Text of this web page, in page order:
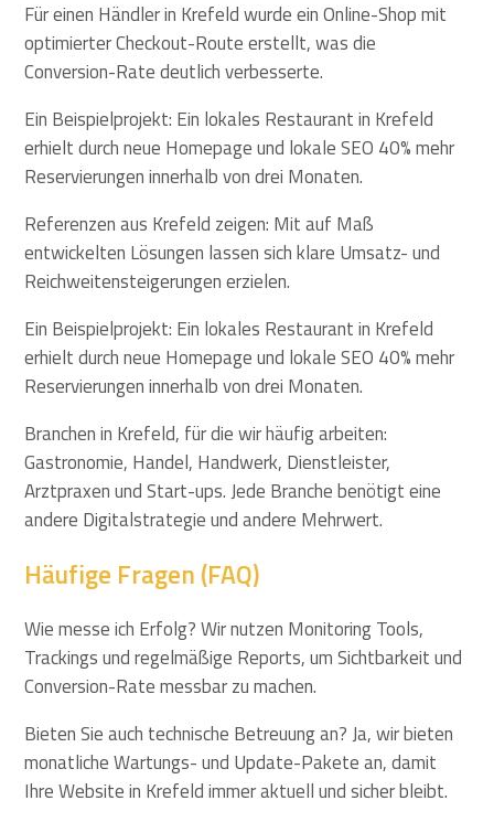
Für einen Händler in Krefeld wurde ein Online-Shop mit
optimierter Checkout-Route erstellt, was die
Conversion-Rate deutlich verbesserte.
Ein Beispielprojekt: Ein lokales Restaurant in Krefeld
erhielt durch neue Homepage und lokale SEO 40% mehr
Reservierungen innerhalb von drei Monaten.
Referenzen aus Krefeld zeigen: Mit auf Maß
entwickelten Lösungen lassen sich klare Umsatz- und
Reichweitensteigerungen erzielen.
Ein Beispielprojekt: Ein lokales Restaurant in Krefeld
erhielt durch neue Homepage und lokale SEO 40% mehr
Reservierungen innerhalb von drei Monaten.
Branchen in Krefeld, für die wir häufig arbeiten:
Gastronomie, Handel, Handwerk, Dienstleister,
Arztpraxen und Start-ups. Jede Branche benötigt eine
andere Digitalstrategie und andere Mehrwert.
Häufige Fragen (FAQ)
Wie messe ich Erfolg? Wir nutzen Monitoring Tools,
Trackings und regelmäßige Reports, um Sichtbarkeit und
Conversion-Rate messbar zu machen.
Bieten Sie auch technische Betreuung an? Ja, wir bieten
monatliche Wartungs- und Update-Pakete an, damit
Ihre Website in Krefeld immer aktuell und sicher bleibt.